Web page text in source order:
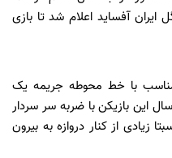
آفساید اعلام شد تا بازی
با خط محوطه جریمه یک
این بازیکن با ضربه سر سردار
زیادی از کنار دروازه به بیرون